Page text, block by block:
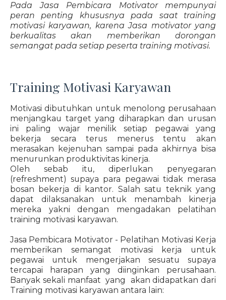
Pada Jasa Pembicara Motivator mempunyai
peran penting khususnya pada saat training
motivasi karyawan, karena Jasa motivator yang
berkualitas akan memberikan dorongan
semangat pada setiap peserta training motivasi.
Training Motivasi Karyawan
Motivasi dibutuhkan untuk menolong perusahaan
menjangkau target yang diharapkan dan urusan
ini paling wajar menilik setiap pegawai yang
bekerja secara terus menerus tentu akan
merasakan kejenuhan sampai pada akhirnya bisa
menurunkan produktivitas kinerja.
Oleh sebab itu, diperlukan penyegaran
(refreshment) supaya para pegawai tidak merasa
bosan bekerja di kantor. Salah satu teknik yang
dapat dilaksanakan untuk menambah kinerja
mereka yakni dengan mengadakan pelatihan
training motivasi karyawan.
Jasa Pembicara Motivator - Pelatihan Motivasi Kerja
memberikan semangat motivasi kerja untuk
pegawai untuk mengerjakan sesuatu supaya
tercapai harapan yang diinginkan perusahaan.
Banyak sekali manfaat yang akan didapatkan dari
Training motivasi karyawan antara lain: